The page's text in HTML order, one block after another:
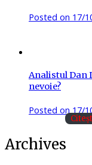
Posted on 17/
Analistul Dan
nevoie?
Posted on 17/
Archives